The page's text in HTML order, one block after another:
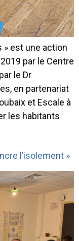
» est une action
par le Centre
le Dr
en partenariat
et Escale à
les habitants
l’isolement »